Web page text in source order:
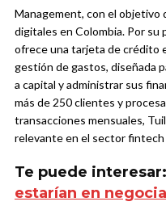
Management, con el objetivo
digitales en Colombia. Por su
ofrece una tarjeta de crédito
gestión de gastos, diseñada
a capital y administrar sus
más de 250 clientes y
transacciones mensuales,
relevante en el sector fintech
Te puede interesar:
estarían en